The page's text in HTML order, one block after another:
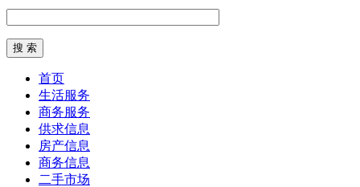
首页
生活服务
商务服务
供求信息
房产信息
商务信息
二手市场